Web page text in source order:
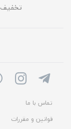
تخفیف
تماس با ما
قوانین و مقررات